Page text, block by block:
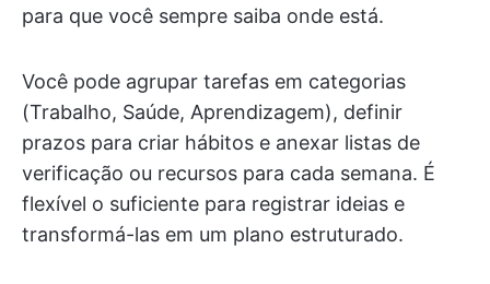
para que você sempre saiba onde está.
Você pode agrupar tarefas em categorias
(Trabalho, Saúde, Aprendizagem), definir
prazos para criar hábitos e anexar listas de
verificação ou recursos para cada semana. É
flexível o suficiente para registrar ideias e
transformá-las em um plano estruturado.